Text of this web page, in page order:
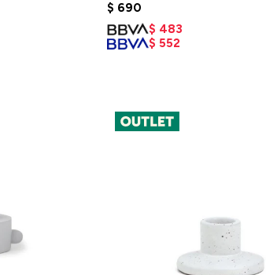
$ 690
$ 483
$ 552